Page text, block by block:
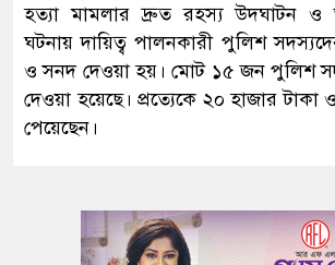
হত্যা মামলার দ্রুত রহস্য উদঘাটন ও
ঘটনায় দায়িত্ব পালনকারী পুলিশ
ও সনদ দেওয়া হয়। মোট ১৫ জন পুলিশ
দেওয়া হয়েছে। প্রত্যেকে ২০ হাজার
পেয়েছেন।